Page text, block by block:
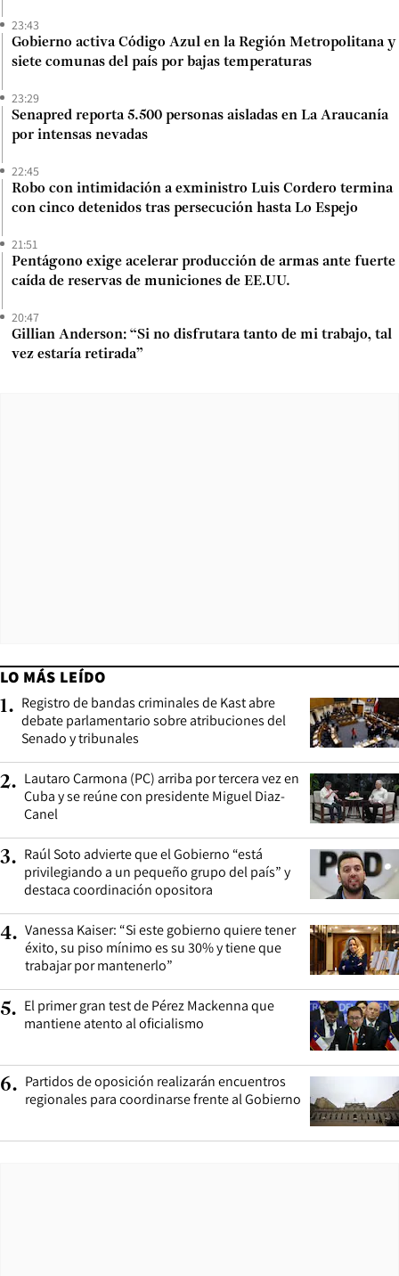
23:43
Gobierno activa Código Azul en la Región Metropolitana y
siete comunas del país por bajas temperaturas
23:29
Senapred reporta 5.500 personas aisladas en La Araucanía
por intensas nevadas
22:45
Robo con intimidación a exministro Luis Cordero termina
con cinco detenidos tras persecución hasta Lo Espejo
21:51
Pentágono exige acelerar producción de armas ante fuerte
caída de reservas de municiones de EE.UU.
20:47
Gillian Anderson: “Si no disfrutara tanto de mi trabajo, tal
vez estaría retirada”
LO MÁS LEÍDO
1. Registro de bandas criminales de Kast abre
debate parlamentario sobre atribuciones del
Senado y tribunales
2. Lautaro Carmona (PC) arriba por tercera vez en
Cuba y se reúne con presidente Miguel Diaz-
Canel
3. Raúl Soto advierte que el Gobierno “está
privilegiando a un pequeño grupo del país” y
destaca coordinación opositora
4. Vanessa Kaiser: “Si este gobierno quiere tener
éxito, su piso mínimo es su 30% y tiene que
trabajar por mantenerlo”
5. El primer gran test de Pérez Mackenna que
mantiene atento al oficialismo
6. Partidos de oposición realizarán encuentros
regionales para coordinarse frente al Gobierno